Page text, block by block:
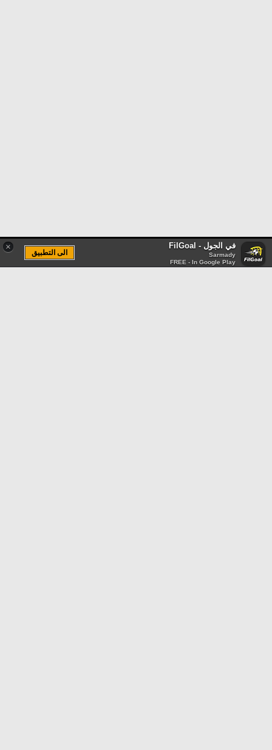
× في الجول - FilGoal
Sarmady
FREE - In Google Play
الى التطبيق